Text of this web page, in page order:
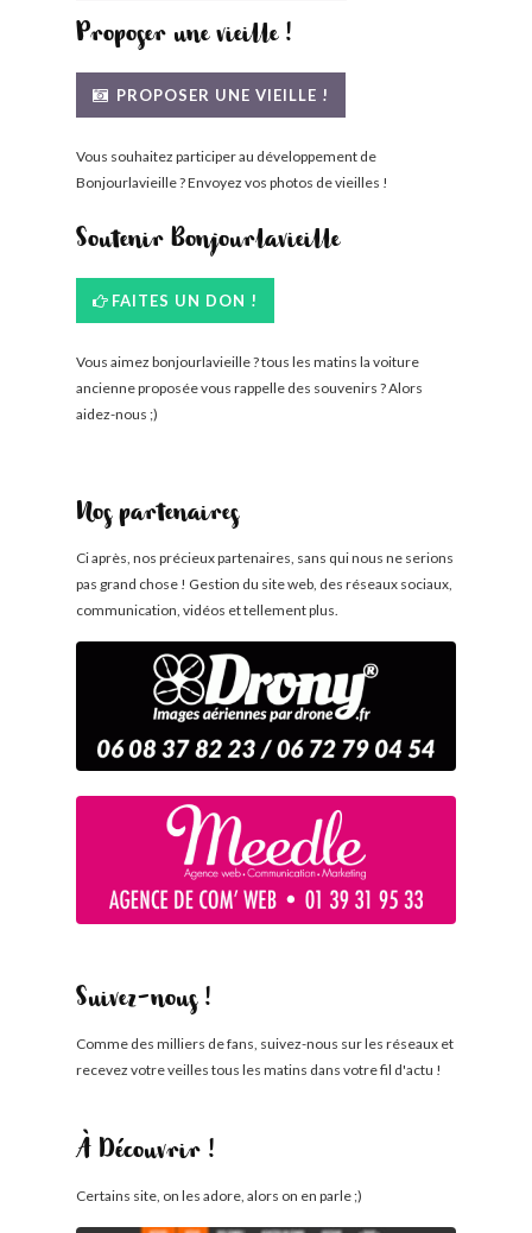
Proposer une vieille !
PROPOSER UNE VIEILLE !
Vous souhaitez participer au développement de
Bonjourlavieille ? Envoyez vos photos de vieilles !
Soutenir Bonjourlavieille
FAITES UN DON !
Vous aimez bonjourlavieille ? tous les matins la voiture
ancienne proposée vous rappelle des souvenirs ? Alors
aidez-nous ;)
Nos partenaires
Ci après, nos précieux partenaires, sans qui nous ne serions
pas grand chose ! Gestion du site web, des réseaux sociaux,
communication, vidéos et tellement plus.
Suivez-nous !
Comme des milliers de fans, suivez-nous sur les réseaux et
recevez votre veilles tous les matins dans votre fil d'actu !
À Découvrir !
Certains site, on les adore, alors on en parle ;)